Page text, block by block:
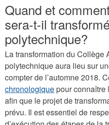
Quand et
sera-t-il
polytechnique?
La transformation du Collège
polytechnique aura lieu sur
compter de l’automne 2018.
chronologiquepour connaître
afin que le projet de
prévu. Il est essentiel de